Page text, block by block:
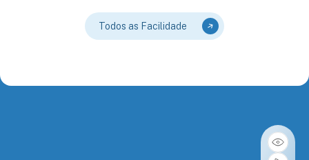
Todos as Facilidade